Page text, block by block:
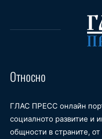
Относно
ГЛАС ПРЕСС онлайн
социалното развитие и
общности в страните,